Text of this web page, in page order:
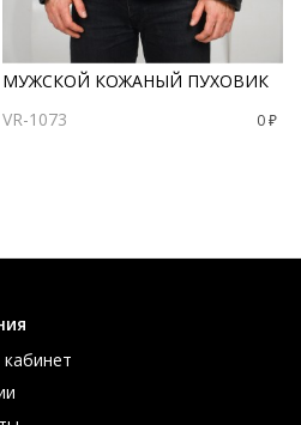
МУЖСКОЙ КОЖАНЫЙ ПУХОВИК
VR-1073
0 ₽